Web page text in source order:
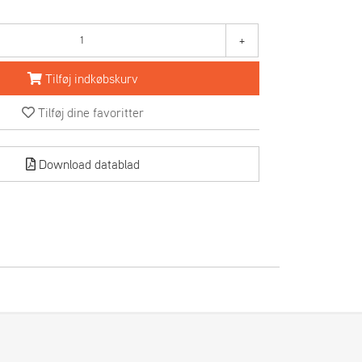
+
Tilføj indkøbskurv
Tilføj dine favoritter
Download datablad